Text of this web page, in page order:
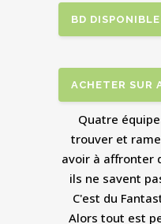
BD
ACHETER SUR
Quatre
trouver et
avoir à affronter
ils ne savent
C'est du
Alors tout est